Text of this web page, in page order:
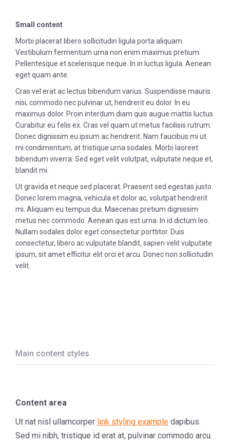
Small content
Morbi placerat libero sollicitudin ligula porta aliquam.
Vestibulum fermentum urna non enim maximus pretium.
Pellentesque et scelerisque neque. In in luctus ligula. Aenean
eget quam ante.
Cras vel erat ac lectus bibendum varius. Suspendisse mauris
nisi, commodo nec pulvinar ut, hendrerit eu dolor. In eu
maximus dolor. Proin interdum diam quis augue mattis luctus.
Curabitur eu felis ex. Cras vel quam ut metus facilisis rutrum.
Donec dignissim eu ipsum ac hendrerit. Nam faucibus mi ut
mi condimentum, at tristique urna sodales. Morbi laoreet
bibendum viverra. Sed eget velit volutpat, vulputate neque et,
blandit mi.
Ut gravida et neque sed placerat. Praesent sed egestas justo.
Donec lorem magna, vehicula et dolor ac, volutpat hendrerit
mi. Aliquam eu tempus dui. Maecenas pretium dignissim
metus nec commodo. Aenean quis est urna. In id dictum leo.
Nullam sodales dolor eget consectetur porttitor. Duis
consectetur, libero ac vulputate blandit, sapien velit vulputate
ipsum, sit amet efficitur elit orci et arcu. Donec non sollicitudin
velit.
Main content styles
Content area
Ut nat nisl ullamcorper link styling example dapibus.
Sed mi nibh, tristique id erat at, pulvinar commodo arcu.